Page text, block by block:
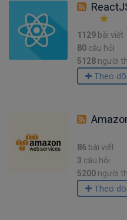
1129 bài viết
80 câu hỏi
5128 người
Theo dõi
86 bài viết
3 câu hỏi
5200 người
Theo dõi